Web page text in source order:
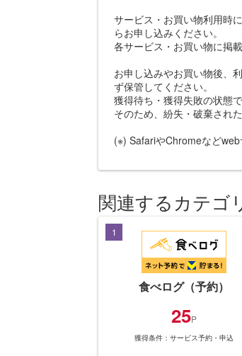
サービス・お買い物利用時
らお申し込みください。
各サービス・お買い物に掲
お申し込みやお買い物後、
ず保管してください。
獲得待ち・獲得失敗の状態
そのため、紛失・破棄され
(※) SafariやChromeなど
関連するカテゴ
1
食べログ（予約）
25P
獲得条件：サービス予約・申込